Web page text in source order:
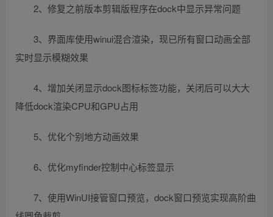
2、修复之前版本剪辑版程序在dock中显示异常问题
3、界面库使用winui混合渲染，现已所有窗口动画全部
实时显示模糊效果
4、增加关闭显示dock图标标签功能，关闭后可以大大
降低dock渲染CPU和GPU占用
5、优化个别地方动画效果
6、优化myfinder控制中心标签显示
7、使用WinUI接管窗口预览，dock窗口预览实现高阶曲